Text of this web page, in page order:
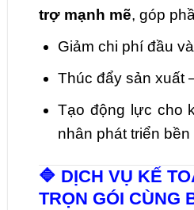
trợ mạnh mẽ, góp
Giảm chi phí đầu
Thúc đẩy sản xuất
Tạo động lực cho
nhân phát triển
🔷 DỊCH VỤ KẾ
TRỌN GÓI CÙNG